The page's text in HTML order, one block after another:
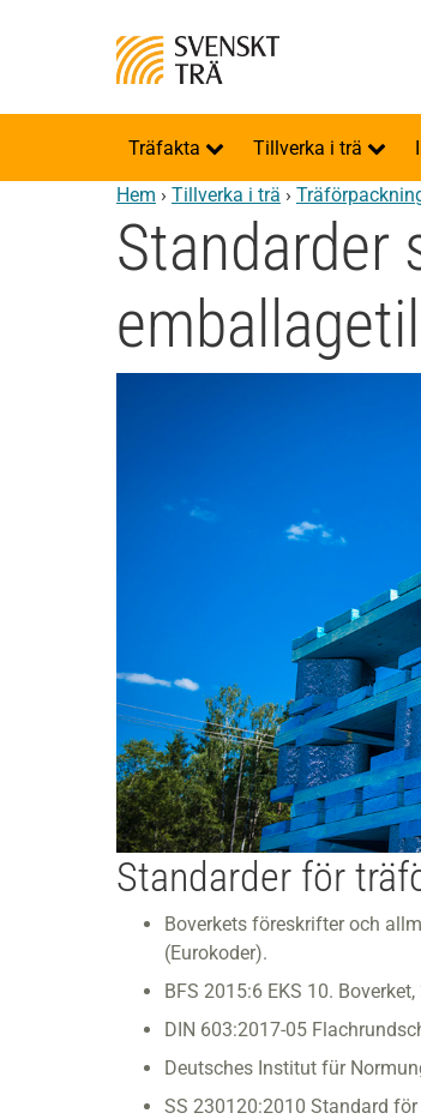
Träfakta Tillverka i trä
Hem › Tillverka i trä ›
Standarder
Standarder för
Boverkets föreskrifter och
(Eurokoder).
BFS 2015:6 EKS 10. Boverket,
DIN 603:2017-05
Deutsches Institut für
SS 230120:2010 Standard